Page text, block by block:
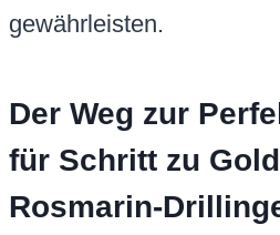
gewährleisten.
Der Weg zur
für Schritt zu
Rosmarin-